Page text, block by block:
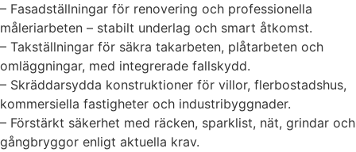
– Fasadställningar för renovering och professionella
måleriarbeten – stabilt underlag och smart åtkomst.
– Takställningar för säkra takarbeten, plåtarbeten och
omläggningar, med integrerade fallskydd.
– Skräddarsydda konstruktioner för villor, flerbostadshus,
kommersiella fastigheter och industribyggnader.
– Förstärkt säkerhet med räcken, sparklist, nät, grindar och
gångbryggor enligt aktuella krav.